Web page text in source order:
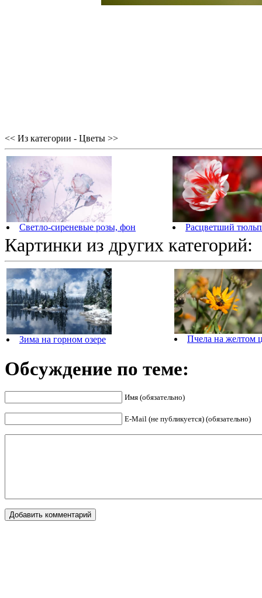
<< Из категории - Цветы >>
Светло-сиреневые розы, фон Расцветший
Картинки из других категорий:
Зима на горном озере Пчела на желтом
Обсуждение по теме:
Имя (обязательно)
E-Mail (не публикуется) (обязательно)